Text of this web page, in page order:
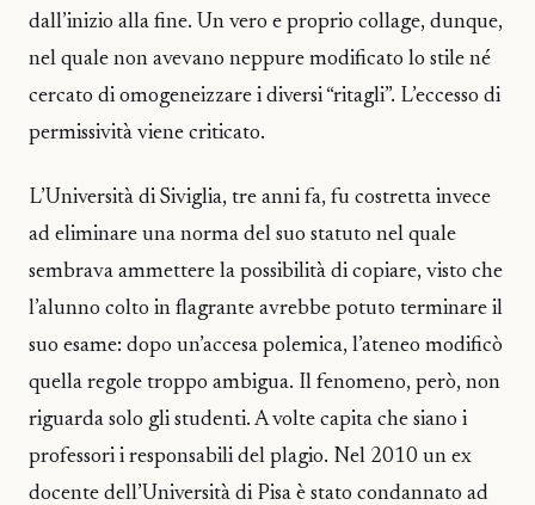
dall’inizio alla fine. Un vero e proprio collage, dunque,
nel quale non avevano neppure modificato lo stile né
cercato di omogeneizzare i diversi “ritagli”. L’eccesso di
permissività viene criticato.
L’Università di Siviglia, tre anni fa, fu costretta invece
ad eliminare una norma del suo statuto nel quale
sembrava ammettere la possibilità di copiare, visto che
l’alunno colto in flagrante avrebbe potuto terminare il
suo esame: dopo un’accesa polemica, l’ateneo modificò
quella regole troppo ambigua. Il fenomeno, però, non
riguarda solo gli studenti. A volte capita che siano i
professori i responsabili del plagio. Nel 2010 un ex
docente dell’Università di Pisa è stato condannato ad